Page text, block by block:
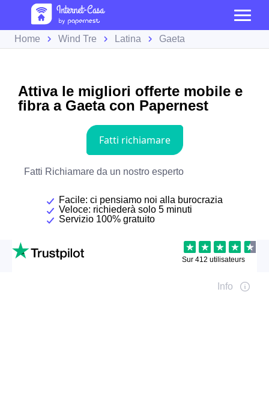
Home Wind Tre Latina Gaeta